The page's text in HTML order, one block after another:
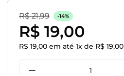
R$ 21,99 -14%
R$ 19,00
R$ 19,00 em até 1x de R$ 19,00